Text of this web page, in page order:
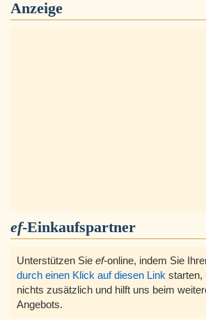
Anzeige
ef-Einkaufspartner
Unterstützen Sie ef-online, indem Sie
durch einen Klick auf diesen Link starten,
nichts zusätzlich und hilft uns beim
Angebots.